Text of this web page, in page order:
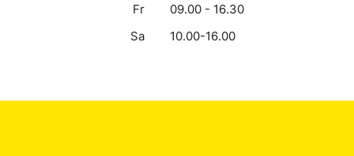
Fr
09.00 - 16.30
Sa
10.00-16.00